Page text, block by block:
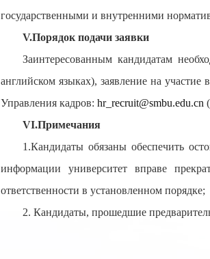
государственными и внутренними
V.Порядок подачи заявки
Заинтересованным кандидатам
английском языках), заявление на
Управления кадров: hr_recruit@smbu.edu.cn
VI.Примечания
1.Кандидаты обязаны обеспечить
информации университет вправе
ответственности в установленном порядке;
2. Кандидаты, прошедшие